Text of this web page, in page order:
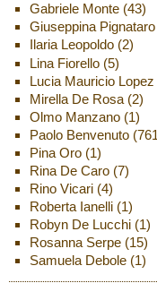
Gabriele Monte(43)
Giuseppina Pignataro
Ilaria Leopoldo(2)
Lina Fiorello(5)
Lucia Mauricio Lopez
Mirella De Rosa(2)
Olmo Manzano(1)
Paolo Benvenuto
Pina Oro(1)
Rina De Caro(7)
Rino Vicari(4)
Roberta Ianelli(1)
Robyn De Lucchi(1)
Rosanna Serpe(15)
Samuela Debole(1)